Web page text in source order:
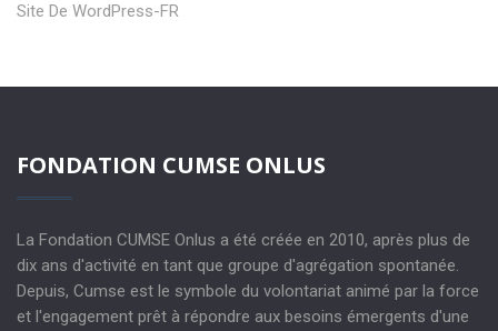
Site De WordPress-FR
FONDATION CUMSE ONLUS
La Fondation CUMSE Onlus a été créée en 2010, après plus de
dix ans d'activité en tant que groupe d'agrégation spontanée.
Depuis, Cumse est le symbole du volontariat animé par la force
et l'engagement prêt à répondre aux besoins émergents d'une